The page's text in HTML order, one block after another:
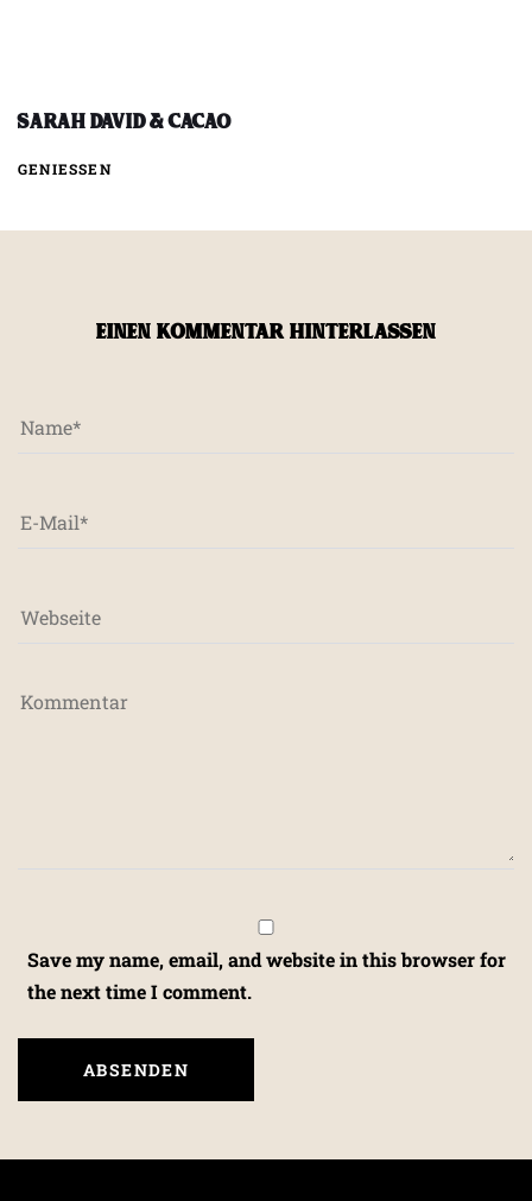
Sarah David & Cacao
GENIESSEN
EINEN KOMMENTAR HINTERLASSEN
Save my name, email, and website in this browser for
the next time I comment.